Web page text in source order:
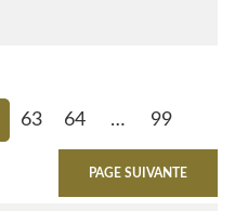
63 64 … 99
PAGE SUIVANTE